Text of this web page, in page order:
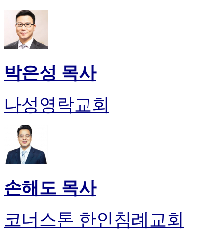
박은성 목사
나성영락교회
손해도 목사
코너스톤 한인침례교회